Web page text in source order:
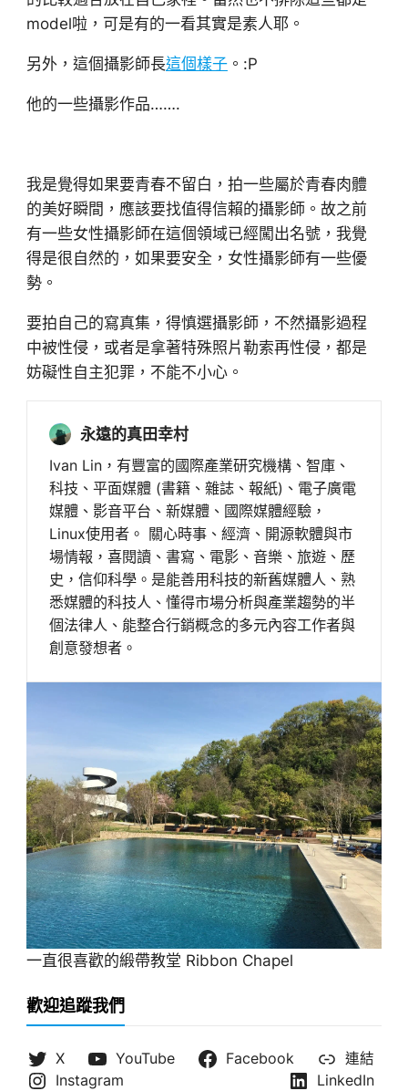
model啦，可是有的一看其實是素人耶。
另外，這個攝影師長這個樣子。:P
他的一些攝影作品…….
我是覺得如果要青春不留白，拍一些屬於青春肉體
的美好瞬間，應該要找值得信賴的攝影師。故之前
有一些女性攝影師在這個領域已經闖出名號，我覺
得是很自然的，如果要安全，女性攝影師有一些優
勢。
要拍自己的寫真集，得慎選攝影師，不然攝影過程
中被性侵，或者是拿著特殊照片勒索再性侵，都是
妨礙性自主犯罪，不能不小心。
永遠的真田幸村
Ivan Lin，有豐富的國際產業研究機構、智庫、
科技、平面媒體 (書籍、雜誌、報紙)、電子廣電
媒體、影音平台、新媒體、國際媒體經驗，
Linux使用者。 關心時事、經濟、開源軟體與市
場情報，喜閱讀、書寫、電影、音樂、旅遊、歷
史，信仰科學。是能善用科技的新舊媒體人、熟
悉媒體的科技人、懂得市場分析與產業趨勢的半
個法律人、能整合行銷概念的多元內容工作者與
創意發想者。
一直很喜歡的緞帶教堂 Ribbon Chapel
歡迎追蹤我們
X YouTube Facebook
連結
Instagram
LinkedIn